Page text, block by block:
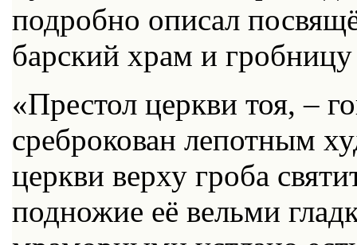
подробно описал
барский храм и гробницу
«Престол церкви тоя, –
среброкован лепотным
церкви верху гроба
подножие её вельми